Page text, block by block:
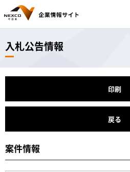
入札公告情報
印刷
戻る
案件情報